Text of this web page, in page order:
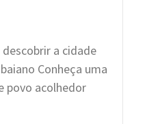
a cidade
Conheça uma
povo acolhedor